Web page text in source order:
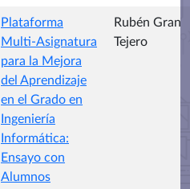
Plataforma
Multi-Asignatura
para la Mejora
del Aprendizaje
en el Grado en
Ingeniería
Informática:
Ensayo con
Alumnos
Rubén Gran
Tejero